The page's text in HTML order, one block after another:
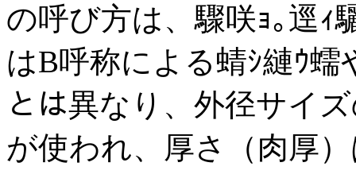
の呼び方は、驟咲ｮ｡逕ｨ
はB呼称による蜻ｼ縺ｳ蠕
とは異なり、外径サイ
が使われ、厚さ（肉厚